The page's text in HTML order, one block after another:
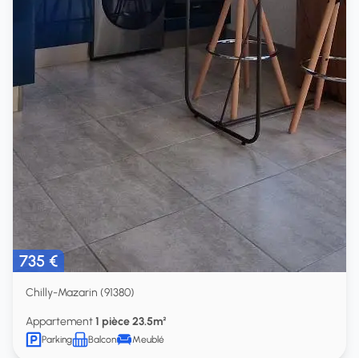
735 €
Chilly-Mazarin (91380)
Appartement1 pièce 23.5m²
Parking Balcon Meublé